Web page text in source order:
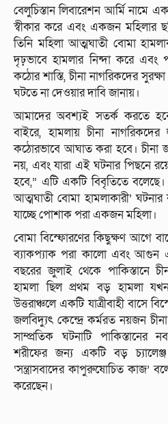
বেলুচিস্তান লিবারেশন আর্মি নামে
স্বীকার করে এবং একজন মহিলার
তিনি মহিলা আত্মঘাতী বোমা
দৃঢ়ভাবে হামলার নিন্দা করে এবং
কঠোর শাস্তি, চীনা নাগরিকদের
ঘটতে না দেওয়ার দাবি জানায়।
আমাদের অবশ্যই সতর্ক করতে হবে
বাইরে, হামলায় চীনা নাগরিকদের
কঠোরভাবে আঘাত করা হবে। চীনা
নয়, এবং যারা এই ঘটনার পিছনে
হবে,” এটি একটি বিবৃতিতে বলেছে।
আত্মঘাতী বোমা হামলাকারী’
যাচ্ছে পোশাক পরা একজন মহিলা।
বোমা বিস্ফোরণের কিছুক্ষণ আগে
ব্যাকপ্যাক পরা কালো এবং আগুন
বছরের জুলাই থেকে পাকিস্তানে
হামলা ছিল প্রথম বড় হামলা
উত্তরাঞ্চলে একটি যাত্রীবাহী বাসে
জলবিদ্যুৎ কেন্দ্রে কর্মরত নয়জন
সাম্প্রতিক ঘটনাটি পাকিস্তানের
শরীফের জন্য একটি বড়
‘সন্ত্রাসবাদের কাপুরুষোচিত কাজ’
করেছেন।